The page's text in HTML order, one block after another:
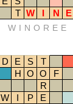
T W I N E
WINOREE
D E S
T
H O O
F
R
W I P
E